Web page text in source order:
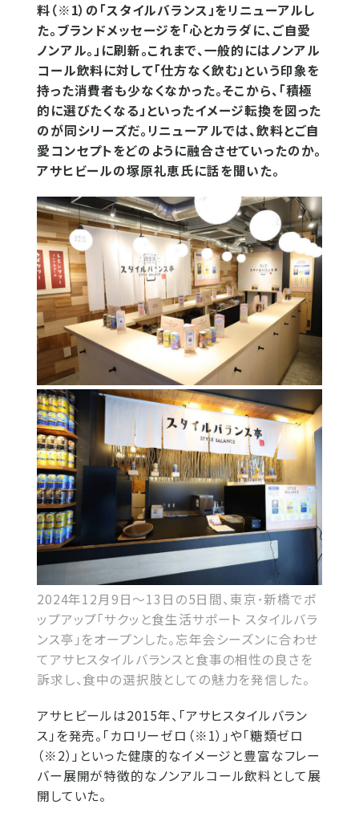
料（※1）の「スタイルバランス」をリニューアルし
た。ブランドメッセージを「心とカラダに、ご自愛
ノンアル。」に刷新。これまで、一般的にはノンアル
コール飲料に対して「仕方なく飲む」という印象を
持った消費者も少なくなかった。そこから、「積極
的に選びたくなる」といったイメージ転換を図った
のが同シリーズだ。リニューアルでは、飲料とご自
愛コンセプトをどのように融合させていったのか。
アサヒビールの塚原礼恵氏に話を聞いた。
2024年12月9日～13日の5日間、東京･新橋でポ
ップアップ「サクッと食生活サポート スタイルバラ
ンス亭」をオープンした。忘年会シーズンに合わせ
てアサヒスタイルバランスと食事の相性の良さを
訴求し、食中の選択肢としての魅力を発信した。
アサヒビールは2015年、「アサヒスタイルバラン
ス」を発売。「カロリーゼロ（※1）」や「糖類ゼロ
（※2）」といった健康的なイメージと豊富なフレー
バー展開が特徴的なノンアルコール飲料として展
開していた。